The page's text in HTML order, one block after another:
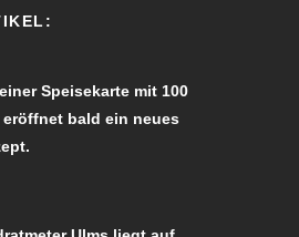
Speisekarte mit 100
bald ein neues